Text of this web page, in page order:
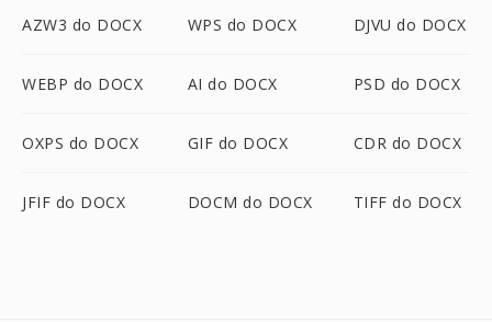
AZW3 do DOCX WPS do DOCX DJVU do DOCX
WEBP do DOCX AI do DOCX PSD do DOCX
OXPS do DOCX GIF do DOCX CDR do DOCX
JFIF do DOCX DOCM do DOCX TIFF do DOCX